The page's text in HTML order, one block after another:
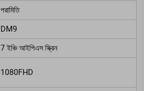
পরামিতি
DM9
7 ইঞ্চি আইপিএস স্ক্রিন
1080FHD